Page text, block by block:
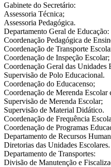
Gabinete do Secretário:
Assessoria Técnica;
Assessoria Pedagógica.
Departamento Geral de Educação:
Coordenação Pedagógica de
Coordenação de Transporte
Coordenação de Inspeção Escolar;
Coordenação Geral das Unidades
Supervisão de Polo Educacional.
Coordenação do Educacenso;
Coordenação de Merenda
Supervisão de Merenda Escolar;
Supervisão de Material Didático.
Coordenação de Frequência
Coordenação de Programas
Departamento de Recursos
Diretorias das Unidades Escolares.
Departamento de Transportes:
Divisão de Manutenção e